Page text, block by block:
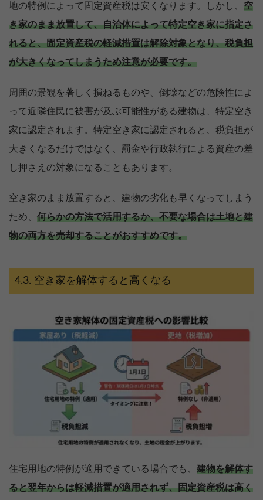
地の特例によって固定資産税は安くなります。しかし、 空
き家のまま放置して、自治体によって特定空き家に指定さ
れると、固定資産税の軽減措置は解除対象となり、税負担
が大きくなってしまうため注意が必要です。
周囲の景観を著しく損ねるものや、倒壊などの危険性によ
って近隣住民に被害が及ぶ可能性がある建物は、特定空き
家に認定されます。特定空き家に認定されると、税負担が
大きくなるだけではなく、罰金や行政執行による資産の差
し押さえの対象になることもあります。
空き家のまま放置すると、建物の劣化も早くなってしまう
ため、 何らかの方法で活用するか、不要な場合は土地と建
物の両方を売却することがおすすめです。
空き家を解体すると高くなる
住宅用地の特例が適用できている場合でも、 建物を解体す
ると翌年からは軽減措置が適用されず、固定資産税は高く